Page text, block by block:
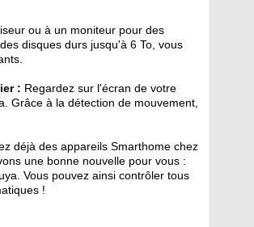
ou à un moniteur pour des
disques durs jusqu'à 6 To, vous
: Regardez sur l'écran de votre
Grâce à la détection de mouvement,
déjà des appareils Smarthome chez
une bonne nouvelle pour vous :
Vous pouvez ainsi contrôler tous
!